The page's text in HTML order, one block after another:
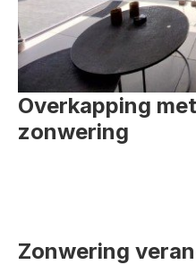
Overkapping
zonwering
Zonwering